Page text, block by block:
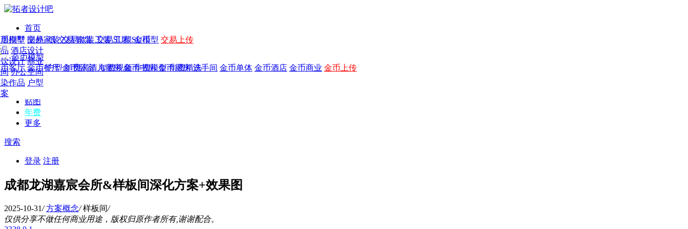
首页
发现
年费 作品 图纸 交易 软装 工装 SU模 金币
年费版块
费图纸 年费户型 年费高清 年费视频 年费模型 年费精选
作品
别墅 国外
酒店设计
设计 商业
办公空间
作品 户型
模型
模型 交易家装 交易软装 交易工装 SU模型 交易上传
金币模型
客厅 金币餐厅 金币卧室 儿童房 金币书房 金币厨房 洗手间 金币单体 金币酒店 金币商业 金币上传
CAD
概念
贴图
年费
更多
搜索
登录 注册
成都龙湖嘉宸会所&样板间深化方案+效果图
2025-10-31/ 方案概念/ 样板间/
仅供分享不做任何商业用途，版权归原作者所有,谢谢配合。